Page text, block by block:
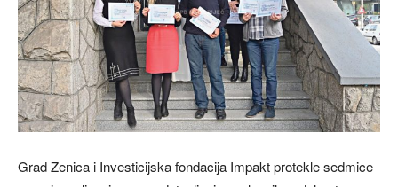
Grad Zenica i Investicijska fondacija Impakt protekle sedmice